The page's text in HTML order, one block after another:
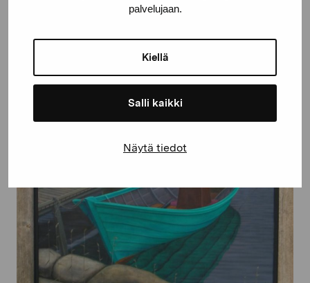
palvelujaan.
Kiellä
Salli kaikki
Näytä tiedot